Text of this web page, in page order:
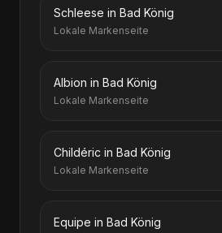
Schleese in Bad König
Lokale Markenseite
Albion in Bad König
Lokale Markenseite
Childéric in Bad König
Lokale Markenseite
Equipe in Bad König